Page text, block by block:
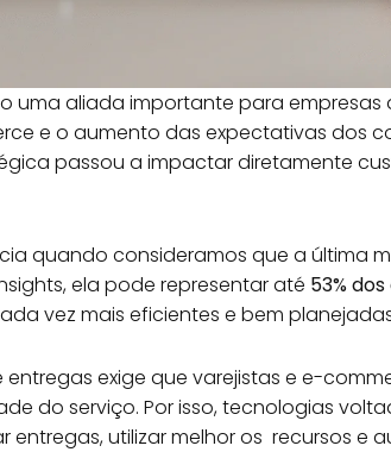
uma aliada importante para
e o aumento das expectativas dos
passou a impactar diretamente
quando consideramos que a última
ela pode representar até 53%
vez mais eficientes e bem
exige que varejistas e e-
do serviço. Por isso, tecnologias
utilizar melhor os recursos e